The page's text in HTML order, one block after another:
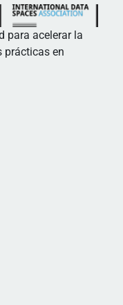
para acelerar la
prácticas en